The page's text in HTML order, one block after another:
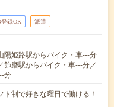
登録OK 派遣
陽姫路駅からバイク・車---分
飾磨駅からバイク・車---分／
分
制で好きな曜日で働ける！